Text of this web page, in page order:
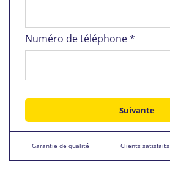
Numéro de téléphone *
Garantie de qualité Clients satisfaits